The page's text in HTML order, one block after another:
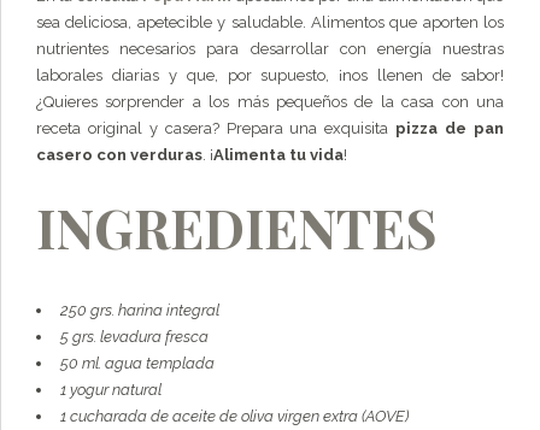
sea deliciosa, apetecible y saludable. Alimentos que aporten los
nutrientes necesarios para desarrollar con energía nuestras
laborales diarias y que, por supuesto, ¡nos llenen de sabor!
¿Quieres sorprender a los más pequeños de la casa con una
receta original y casera? Prepara una exquisita pizza de pan
casero con verduras. ¡Alimenta tu vida!
INGREDIENTES
250 grs. harina integral
5 grs. levadura fresca
50 ml. agua templada
1 yogur natural
1 cucharada de aceite de oliva virgen extra (AOVE)